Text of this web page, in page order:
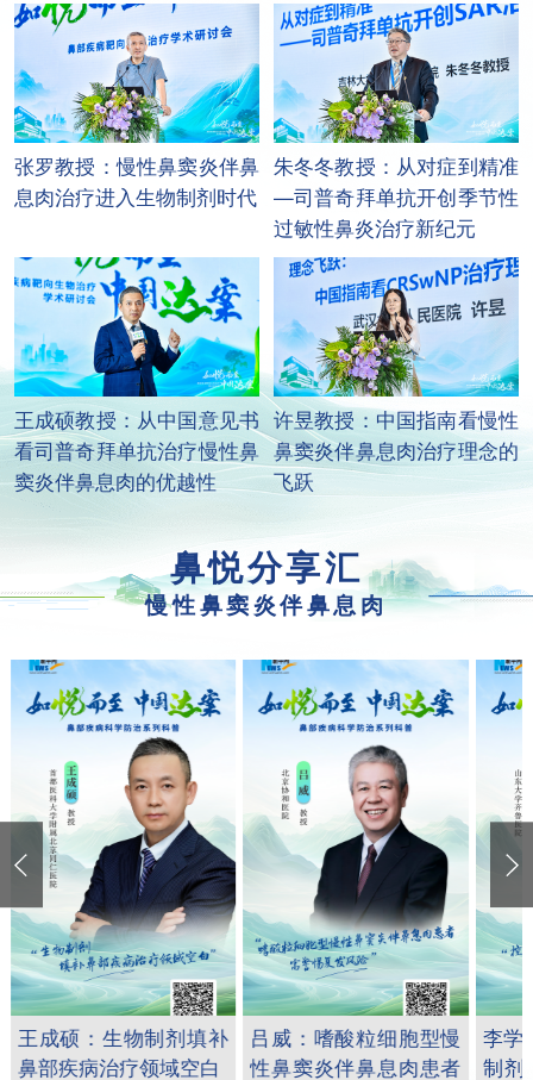
张罗教授：慢性鼻窦炎伴鼻
息肉治疗进入生物制剂时代
朱冬冬教授：从对症到精准
—司普奇拜单抗开创季节性
过敏性鼻炎治疗新纪元
王成硕教授：从中国意见书
看司普奇拜单抗治疗慢性鼻
窦炎伴鼻息肉的优越性
许昱教授：中国指南看慢性
鼻窦炎伴鼻息肉治疗理念的
飞跃
鼻悦分享汇
慢性鼻窦炎伴鼻息肉
王成硕：生物制剂填补
鼻部疾病治疗领域空白
吕威：嗜酸粒细胞型慢
性鼻窦炎伴鼻息肉患者
李学
制剂